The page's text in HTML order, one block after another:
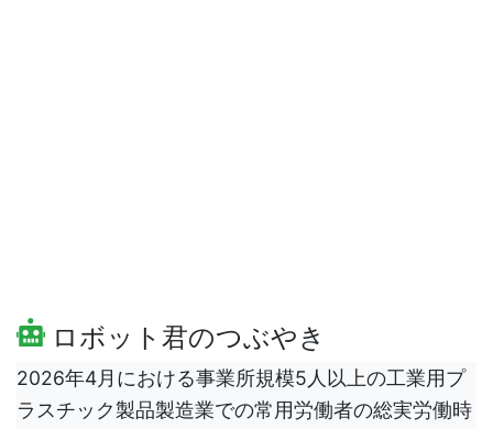
ロボット君のつぶやき
2026年4月における事業所規模5人以上の工業用プ
ラスチック製品製造業での常用労働者の総実労働時